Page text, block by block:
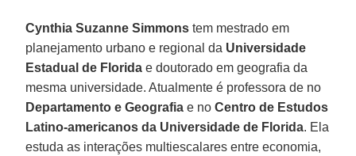
Cynthia Suzanne Simmons tem mestrado em
planejamento urbano e regional da Universidade
Estadual de Florida e doutorado em geografia da
mesma universidade. Atualmente é professora de no
Departamento e Geografia e noCentro de Estudos
Latino-americanos da Universidade de Florida. Ela
estuda as interações multiescalares entre economia,